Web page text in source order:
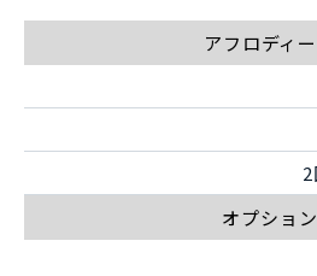
アフロディ
オプション